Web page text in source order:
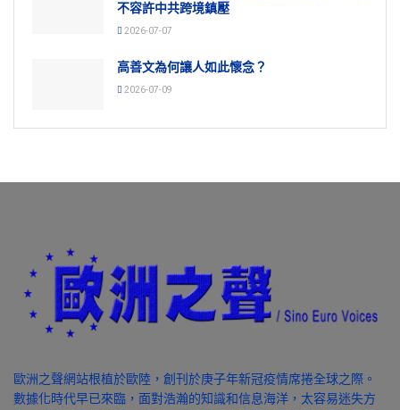
不容許中共跨境鎮壓
2026-07-07
高善文為何讓人如此懷念？
2026-07-09
歐洲之聲網站根植於歐陸，創刊於庚子年新冠疫情席捲全球之際。
數據化時代早已來臨，面對浩瀚的知識和信息海洋，太容易迷失方